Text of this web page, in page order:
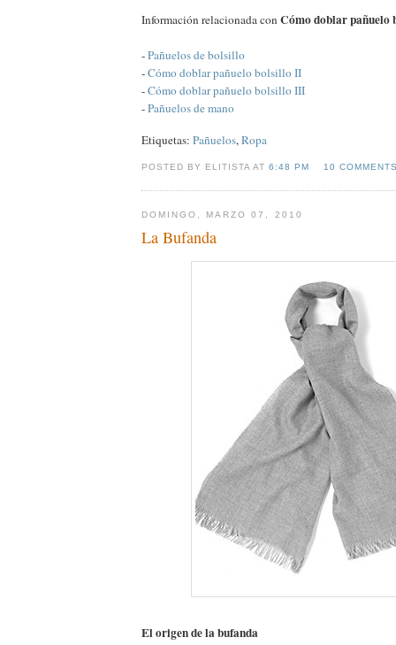
Información relacionada con Cómo doblar pañuelo
-Pañuelos de bolsillo
-Cómo doblar pañuelo bolsillo II
-Cómo doblar pañuelo bolsillo III
-Pañuelos de mano
Etiquetas: Pañuelos,Ropa
POSTED BY ELITISTA AT6:48 PM 10
DOMINGO, MARZO 07, 2010
La Bufanda
El origen de la bufanda